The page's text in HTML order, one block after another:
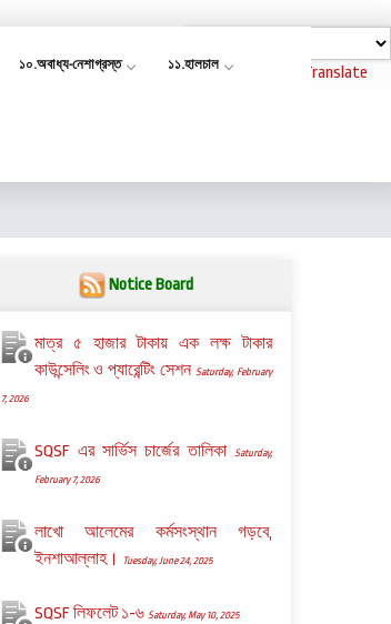
Powered by Translate
১০.অবাধ্য-নেশাগ্রস্ত ১১.হালচাল
Notice Board
মাত্র ৫ হাজার টাকায় এক লক্ষ টাকার
কাউন্সেলিং ও প্যারেন্টিং সেশনSaturday, February
7, 2026
SQSF এর সার্ভিস চার্জের তালিকা Saturday,
February 7, 2026
লাখো আলেমের কর্মসংস্থান গড়বে,
ইনশাআল্লাহ।
Tuesday, June 24, 2025
SQSF লিফলেট ১-৬ Saturday, May 10, 2025